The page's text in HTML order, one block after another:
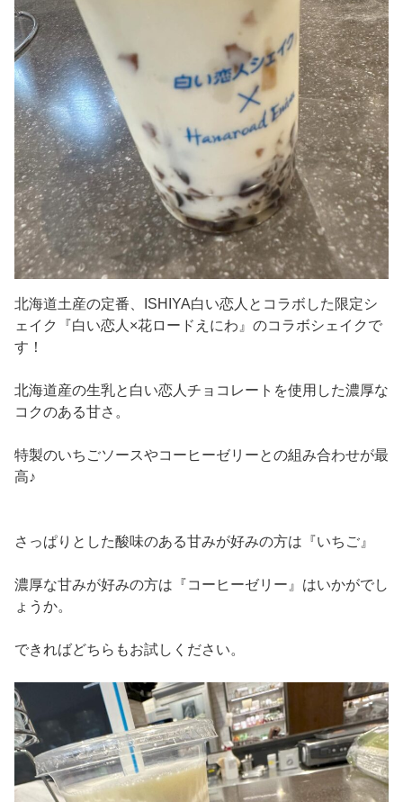
北海道土産の定番、ISHIYA白い恋人とコラボした限定シ
ェイク『白い恋人×花ロードえにわ』のコラボシェイクで
す！
北海道産の生乳と白い恋人チョコレートを使用した濃厚な
コクのある甘さ。
特製のいちごソースやコーヒーゼリーとの組み合わせが最
高♪
さっぱりとした酸味のある甘みが好みの方は『いちご』
濃厚な甘みが好みの方は『コーヒーゼリー』はいかがでし
ょうか。
できればどちらもお試しください。